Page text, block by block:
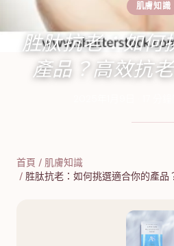
肌膚知識
胜肽抗老：如何
產品？高效抗
首頁 / 肌膚知識
/ 胜肽抗老：如何挑選適合你的產品